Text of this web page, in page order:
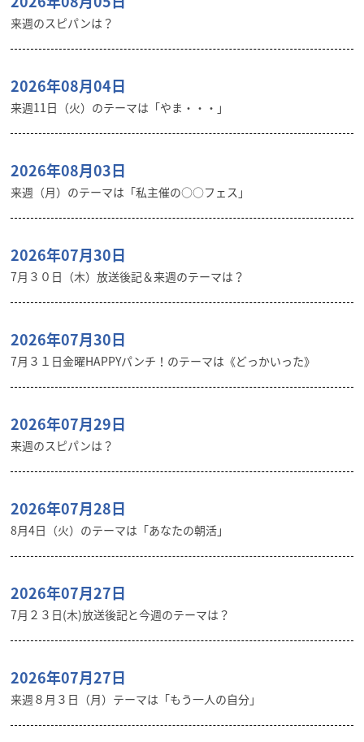
来週のスピパンは？
2026年08月04日
来週11日（火）のテーマは「やま・・・」
2026年08月03日
来週（月）のテーマは「私主催の○○フェス」
2026年07月30日
7月３０日（木）放送後記＆来週のテーマは？
2026年07月30日
7月３１日金曜HAPPYパンチ！のテーマは《どっかいった》
2026年07月29日
来週のスピパンは？
2026年07月28日
8月4日（火）のテーマは「あなたの朝活」
2026年07月27日
7月２３日(木)放送後記と今週のテーマは？
2026年07月27日
来週８月３日（月）テーマは「もう一人の自分」